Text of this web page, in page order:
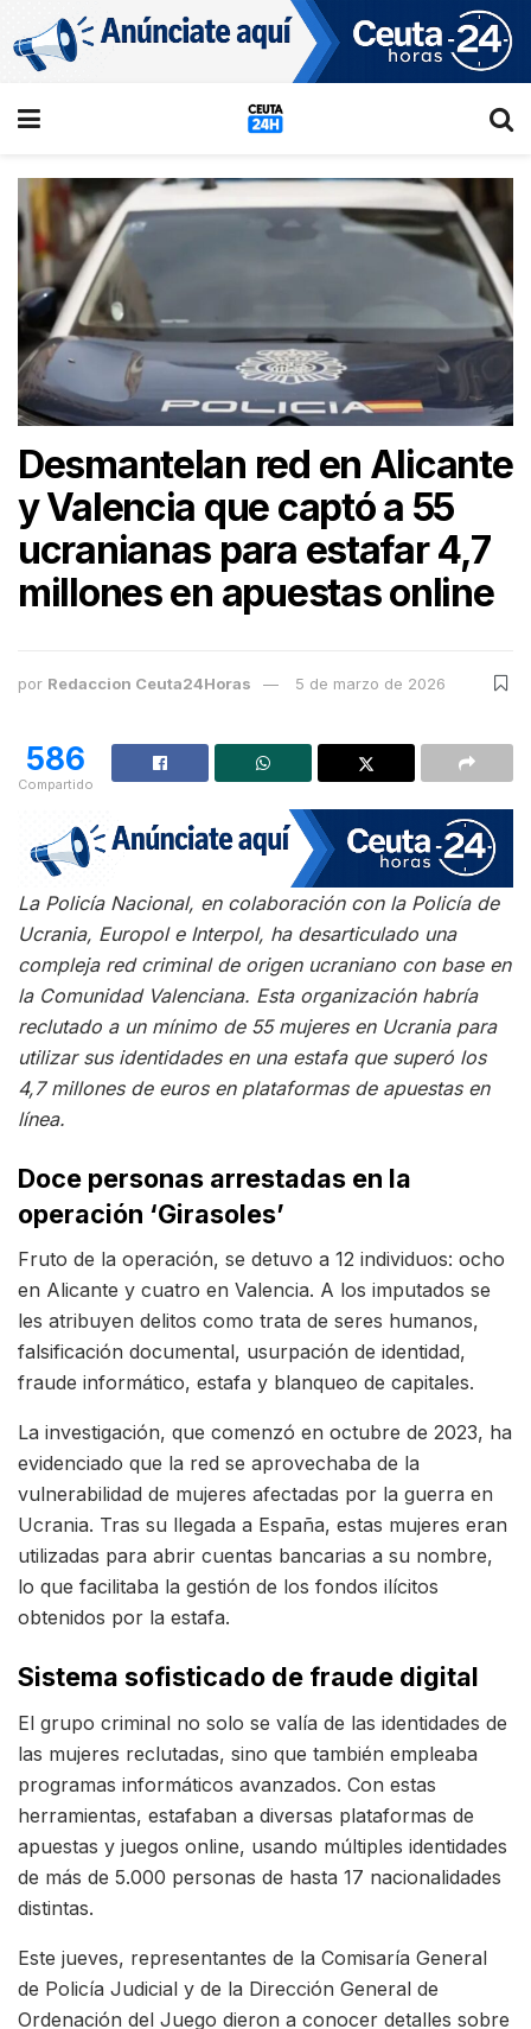
Desmantelan red en Alicante
y Valencia que captó a 55
ucranianas para estafar 4,7
millones en apuestas online
por Redaccion Ceuta24Horas 5 de marzo de 2026
586
Compartido
La Policía Nacional, en colaboración con la Policía de
Ucrania, Europol e Interpol, ha desarticulado una
compleja red criminal de origen ucraniano con base en
la Comunidad Valenciana. Esta organización habría
reclutado a un mínimo de 55 mujeres en Ucrania para
utilizar sus identidades en una estafa que superó los
4,7 millones de euros en plataformas de apuestas en
línea.
Doce personas arrestadas en la
operación ‘Girasoles’
Fruto de la operación, se detuvo a 12 individuos: ocho
en Alicante y cuatro en Valencia. A los imputados se
les atribuyen delitos como trata de seres humanos,
falsificación documental, usurpación de identidad,
fraude informático, estafa y blanqueo de capitales.
La investigación, que comenzó en octubre de 2023, ha
evidenciado que la red se aprovechaba de la
vulnerabilidad de mujeres afectadas por la guerra en
Ucrania. Tras su llegada a España, estas mujeres eran
utilizadas para abrir cuentas bancarias a su nombre,
lo que facilitaba la gestión de los fondos ilícitos
obtenidos por la estafa.
Sistema sofisticado de fraude digital
El grupo criminal no solo se valía de las identidades de
las mujeres reclutadas, sino que también empleaba
programas informáticos avanzados. Con estas
herramientas, estafaban a diversas plataformas de
apuestas y juegos online, usando múltiples identidades
de más de 5.000 personas de hasta 17 nacionalidades
distintas.
Este jueves, representantes de la Comisaría General
de Policía Judicial y de la Dirección General de
Ordenación del Juego dieron a conocer detalles sobre